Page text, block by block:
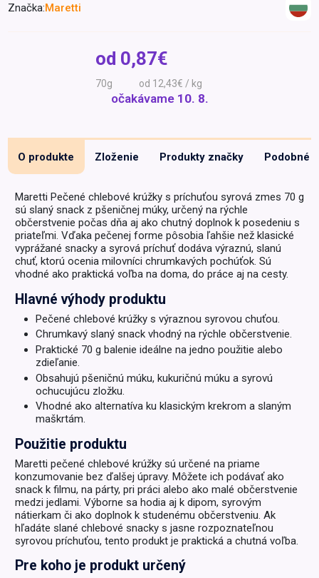
Drogéria a kozmetika
Domáci miláčikovia
Lekáreň
Značka:Maretti
od 0,87€
70g od 12,43€ / kg
očakávame 10. 8.
O produkte Zloženie Produkty značky Podobné
Maretti Pečené chlebové krúžky s príchuťou syrová zmes 70 g
sú slaný snack z pšeničnej múky, určený na rýchle
občerstvenie počas dňa aj ako chutný doplnok k posedeniu s
priateľmi. Vďaka pečenej forme pôsobia ľahšie než klasické
vyprážané snacky a syrová príchuť dodáva výraznú, slanú
chuť, ktorú ocenia milovníci chrumkavých pochúťok. Sú
vhodné ako praktická voľba na doma, do práce aj na cesty.
Hlavné výhody produktu
Pečené chlebové krúžky s výraznou syrovou chuťou.
Chrumkavý slaný snack vhodný na rýchle občerstvenie.
Praktické 70 g balenie ideálne na jedno použitie alebo
zdieľanie.
Obsahujú pšeničnú múku, kukuričnú múku a syrovú
ochucujúcu zložku.
Vhodné ako alternatíva ku klasickým krekrom a slaným
maškrtám.
Použitie produktu
Maretti pečené chlebové krúžky sú určené na priame
konzumovanie bez ďalšej úpravy. Môžete ich podávať ako
snack k filmu, na párty, pri práci alebo ako malé občerstvenie
medzi jedlami. Výborne sa hodia aj k dipom, syrovým
nátierkam či ako doplnok k studenému občerstveniu. Ak
hľadáte slané chlebové snacky s jasne rozpoznateľnou
syrovou príchuťou, tento produkt je praktická a chutná voľba.
Pre koho je produkt určený